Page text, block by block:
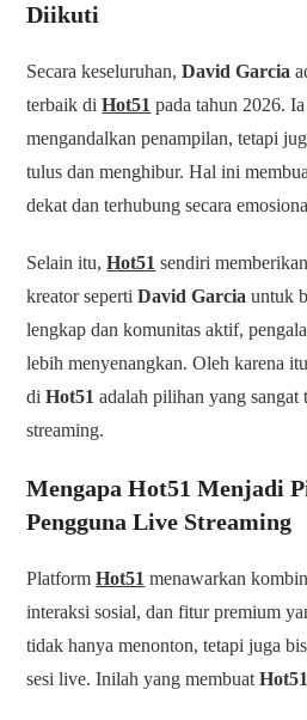
Diikuti
Secara keseluruhan,David Garcia
terbaik diHot51 pada tahun 2026.
mengandalkan penampilan, tetapi
tulus dan menghibur. Hal ini
dekat dan terhubung secara
Selain itu,Hot51 sendiri
kreator sepertiDavid Garcia untuk
lengkap dan komunitas aktif,
lebih menyenangkan. Oleh karena
diHot51 adalah pilihan yang sangat
streaming.
Mengapa Hot51 Menjadi
Pengguna Live Streaming
PlatformHot51 menawarkan
interaksi sosial, dan fitur premium
tidak hanya menonton, tetapi juga
sesi live. Inilah yang membuatHot51